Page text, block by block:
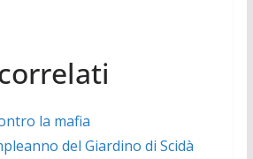
la mafia
del Giardino di Scidà